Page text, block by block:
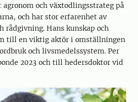
agronom och växtodlingsstrateg på
och har stor erfarenhet av
rådgivning. Hans kunskap och
till en viktig aktör i omställningen
och livsmedelssystem. Per
2023 och till hedersdoktor vid